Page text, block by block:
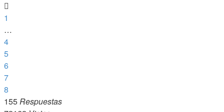
1
…
4
5
6
7
8
155Respuestas